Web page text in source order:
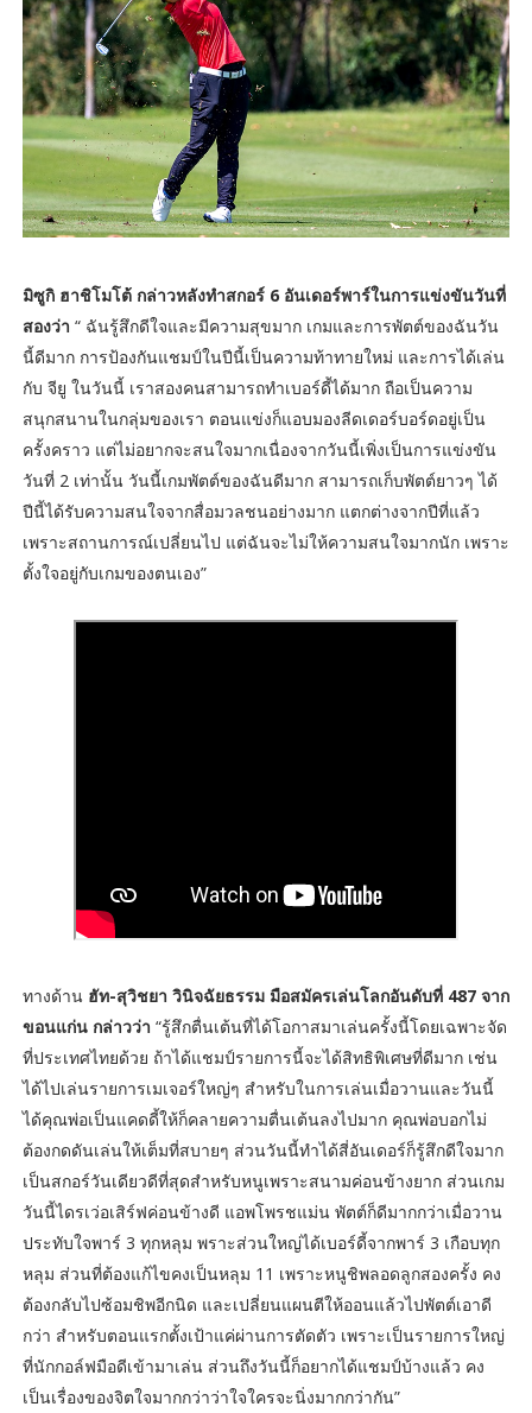
มิซูกิ ฮาชิโมโต้ กล่าวหลังทำสกอร์ 6 อันเดอร์พาร์ในการแข่งขันวันที่
สองว่า “ ฉันรู้สึกดีใจและมีความสุขมาก เกมและการพัตต์ของฉันวัน
นี้ดีมาก การป้องกันแชมป์ในปีนี้เป็นความท้าทายใหม่ และการได้เล่น
กับ จียู ในวันนี้ เราสองคนสามารถทำเบอร์ดี้ได้มาก ถือเป็นความ
สนุกสนานในกลุ่มของเรา ตอนแข่งก็แอบมองลีดเดอร์บอร์ดอยู่เป็น
ครั้งคราว แต่ไม่อยากจะสนใจมากเนื่องจากวันนี้เพิ่งเป็นการแข่งขัน
วันที่ 2 เท่านั้น วันนี้เกมพัตต์ของฉันดีมาก สามารถเก็บพัตต์ยาวๆ ได้
ปีนี้ได้รับความสนใจจากสื่อมวลชนอย่างมาก แตกต่างจากปีที่แล้ว
เพราะสถานการณ์เปลี่ยนไป แต่ฉันจะไม่ให้ความสนใจมากนัก เพราะ
ตั้งใจอยู่กับเกมของตนเอง”
ทางด้าน ฮัท-สุวิชยา วินิจฉัยธรรม มือสมัครเล่นโลกอันดับที่ 487 จาก
ขอนแก่น กล่าวว่า “รู้สึกตื่นเต้นที่ได้โอกาสมาเล่นครั้งนี้โดยเฉพาะจัด
ที่ประเทศไทยด้วย ถ้าได้แชมป์รายการนี้จะได้สิทธิพิเศษที่ดีมาก เช่น
ได้ไปเล่นรายการเมเจอร์ใหญ่ๆ สำหรับในการเล่นเมื่อวานและวันนี้
ได้คุณพ่อเป็นแคดดี้ให้ก็คลายความตื่นเต้นลงไปมาก คุณพ่อบอกไม่
ต้องกดดันเล่นให้เต็มที่สบายๆ ส่วนวันนี้ทำได้สี่อันเดอร์ก็รู้สึกดีใจมาก
เป็นสกอร์วันเดียวดีที่สุดสำหรับหนูเพราะสนามค่อนข้างยาก ส่วนเกม
วันนี้ไดรเว่อเสิร์ฟค่อนข้างดี แอพโพรชแม่น พัตต์ก็ดีมากกว่าเมื่อวาน
ประทับใจพาร์ 3 ทุกหลุม พราะส่วนใหญ่ได้เบอร์ดี้จากพาร์ 3 เกือบทุก
หลุม ส่วนที่ต้องแก้ไขคงเป็นหลุม 11 เพราะหนูชิพลอดลูกสองครั้ง คง
ต้องกลับไปซ้อมชิพอีกนิด และเปลี่ยนแผนตีให้ออนแล้วไปพัตต์เอาดี
กว่า สำหรับตอนแรกตั้งเป้าแค่ผ่านการตัดตัว เพราะเป็นรายการใหญ่
ที่นักกอล์ฟมือดีเข้ามาเล่น ส่วนถึงวันนี้ก็อยากได้แชมป์บ้างแล้ว คง
เป็นเรื่องของจิตใจมากกว่าว่าใจใครจะนิ่งมากกว่ากัน”